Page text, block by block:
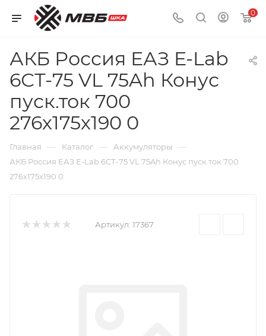
0
АКБ Россия ЕАЗ E-Lab
6СТ-75 VL 75Ah Конус
пуск.ток 700
276х175х190 0
Главная — Каталог — Аккумуляторы —
АКБ Россия ЕАЗ E-Lab 6СТ-75 VL 75Ah Конус пуск.ток 700
276х175х190 0
Артикул: 17367